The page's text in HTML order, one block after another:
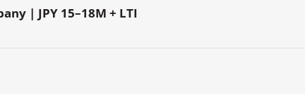
| JPY 15–18M + LTI